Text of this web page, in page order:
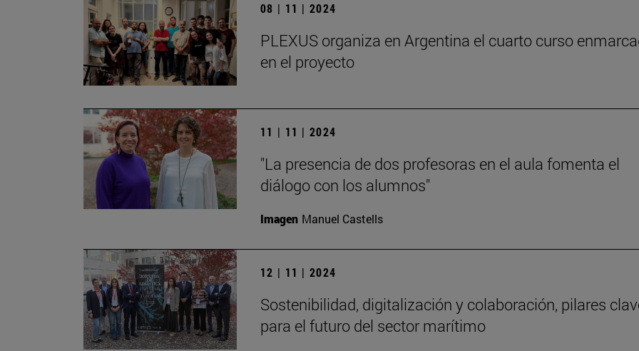
08 | 11 | 2024
PLEXUS organiza en Argentina el cuarto curso
en el proyecto
11 | 11 | 2024
"La presencia de dos profesoras en el aula fomenta el
diálogo con los alumnos"
Imagen Manuel Castells
12 | 11 | 2024
Sostenibilidad, digitalización y colaboración, pilares
para el futuro del sector marítimo